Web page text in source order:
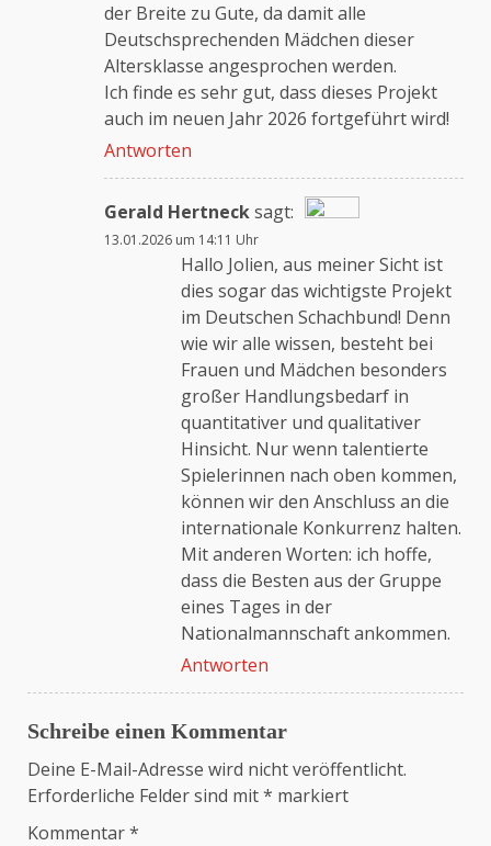
der Breite zu Gute, da damit alle
Deutschsprechenden Mädchen dieser
Altersklasse angesprochen werden.
Ich finde es sehr gut, dass dieses Projekt
auch im neuen Jahr 2026 fortgeführt wird!
Antworten
Gerald Hertnecksagt:
Das „Echte-Person“-Abzeichen!
Anti-Spam von CleanTalk
13.01.2026 um 14:11 Uhr
Hallo Jolien, aus meiner Sicht ist
dies sogar das wichtigste Projekt
im Deutschen Schachbund! Denn
wie wir alle wissen, besteht bei
Frauen und Mädchen besonders
großer Handlungsbedarf in
quantitativer und qualitativer
Hinsicht. Nur wenn talentierte
Spielerinnen nach oben kommen,
können wir den Anschluss an die
internationale Konkurrenz halten.
Mit anderen Worten: ich hoffe,
dass die Besten aus der Gruppe
eines Tages in der
Nationalmannschaft ankommen.
Antworten
Schreibe einen Kommentar
Deine E-Mail-Adresse wird nicht veröffentlicht.
Erforderliche Felder sind mit* markiert
Kommentar*